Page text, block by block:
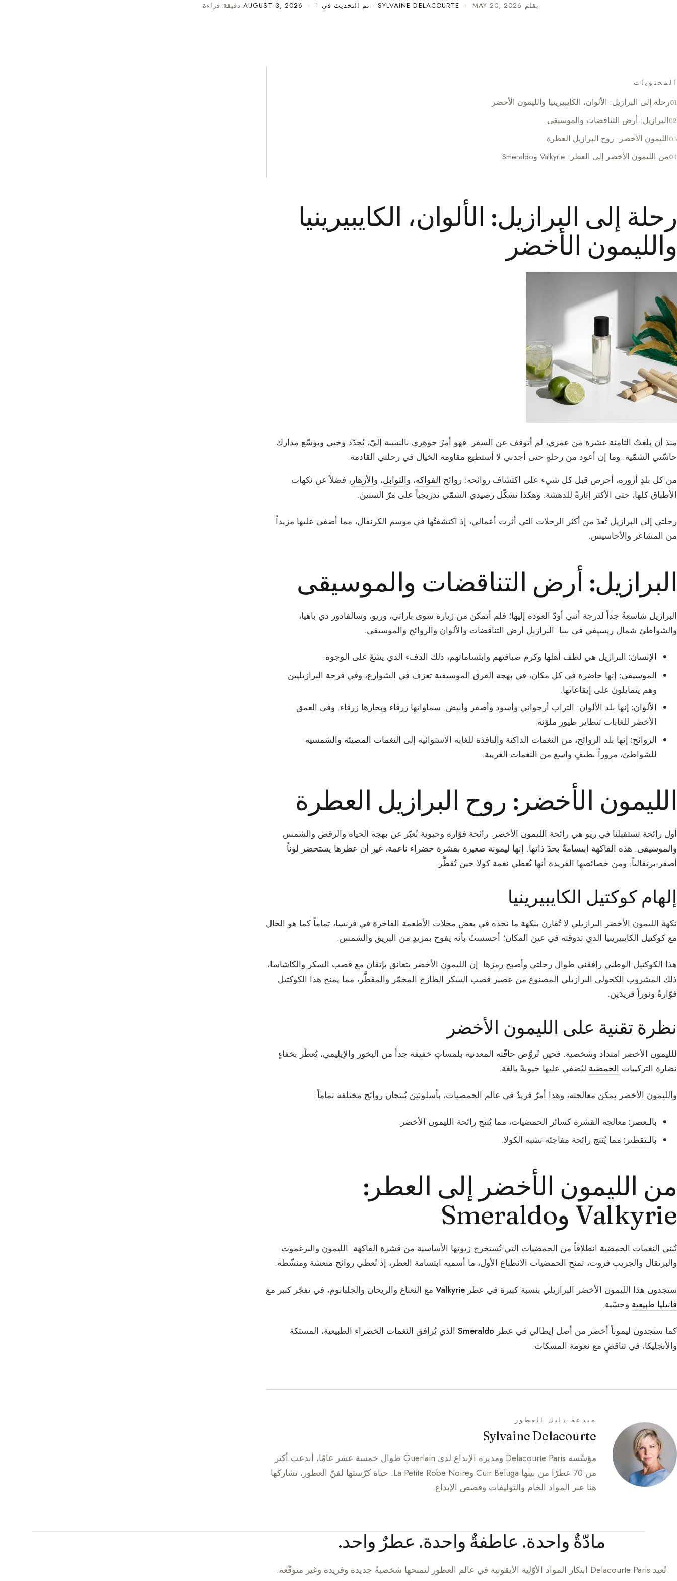
بقلم SYLVAINE DELACOURTE · MAY 20, 2026 · تم التحديث في AUGUST 3, 2026 · 1 دقيقة قراءة
المحتويات
رحلة إلى البرازيل: الألوان، الكايبيرينيا والليمون الأخضر
البرازيل: أرض التناقضات والموسيقى
الليمون الأخضر: روح البرازيل العطرة
من الليمون الأخضر إلى العطر: Valkyrie وSmeraldo
رحلة إلى البرازيل: الألوان، الكايبيرينيا
والليمون الأخضر
منذ أن بلغتُ الثامنة عشرة من عمري، لم أتوقف عن السفر. فهو أمرٌ جوهري بالنسبة إليّ، يُجدّد وحيي ويوسّع مدارك
حاسّتي الشمّية. وما إن أعود من رحلةٍ حتى أجدني لا أستطيع مقاومة الخيال في رحلتي القادمة.
من كل بلدٍ أزوره، أحرص قبل كل شيء على اكتشاف روائحه: روائح الفواكه، والتوابل، والأزهار ، فضلاً عن نكهات
الأطباق كلها، حتى الأكثر إثارةً للدهشة. وهكذا تشكّل رصيدي الشمّي تدريجياً على مرّ السنين.
رحلتي إلى البرازيل تُعدّ من أكثر الرحلات التي أثرت أعمالي، إذ اكتشفتُها في موسم الكرنفال، مما أضفى عليها مزيداً
من المشاعر والأحاسيس.
البرازيل: أرض التناقضات والموسيقى
البرازيل شاسعةٌ جداً لدرجة أنني أودّ العودة إليها؛ فلم أتمكن من زيارة سوى باراتي، وريو، وسالفادور دي باهيا،
والشواطئ شمال ريسيفي في بيبا. البرازيل أرض التناقضات والألوان والروائح والموسيقى.
الإنسان: البرازيل هي لطف أهلها وكرم ضيافتهم وابتساماتهم، ذلك الدفء الذي يشعّ على الوجوه.
الموسيقى: إنها حاضرة في كل مكان، في بهجة الفرق الموسيقية تعزف في الشوارع، وفي فرحة البرازيليين
وهم يتمايلون على إيقاعاتها.
الألوان: إنها بلد الألوان: التراب أرجواني وأسود وأصفر وأبيض. سماواتها زرقاء وبحارها زرقاء. وفي العمق
الأخضر للغابات تتطاير طيور ملوّنة.
الروائح: إنها بلد الروائح، من النغمات الداكنة والنافذة للغابة الاستوائية إلى النغمات المضيئة والشمسية
للشواطئ، مروراً بطيفٍ واسع من النغمات الغريبة.
الليمون الأخضر: روح البرازيل العطرة
أول رائحة تستقبلنا في ريو هي رائحة الليمون الأخضر . رائحة فوّارة وحيوية تُعبّر عن بهجة الحياة والرقص والشمس
والموسيقى. هذه الفاكهة ابتسامةٌ بحدّ ذاتها. إنها ليمونة صغيرة بقشرة خضراء ناعمة، غير أن عطرها يستحضر لوناً
أصفر-برتقالياً. ومن خصائصها الفريدة أنها تُعطي نغمة كولا حين تُقطَّر.
إلهام كوكتيل الكايبيرينيا
نكهة الليمون الأخضر البرازيلي لا تُقارن بنكهة ما نجده في بعض محلات الأطعمة الفاخرة في فرنسا، تماماً كما هو الحال
مع كوكتيل الكايبيرينيا الذي تذوقته في عين المكان؛ أحسستُ بأنه يفوح بمزيدٍ من البريق والشمس.
هذا الكوكتيل الوطني رافقني طوال رحلتي وأصبح رمزها. إن الليمون الأخضر يتعانق بإتقان مع قصب السكر والكاشاسا،
ذلك المشروب الكحولي البرازيلي المصنوع من عصير قصب السكر الطازج المخمّر والمقطَّر، مما يمنح هذا الكوكتيل
فوّارةً ونوراً فريدَين.
نظرة تقنية على الليمون الأخضر
للليمون الأخضر امتداد وشخصية. فحين تُروَّض حافّته المعدنية بلمساتٍ خفيفة جداً من البخور والإيليمي، يُعطّر بخفاءٍ
نضارة التركيبات الحمضية ليُضفي عليها حيويةً بالغة.
والليمون الأخضر يمكن معالجته، وهذا أمرٌ فريدٌ في عالم الحمضيات، بأسلوبَين يُنتجان روائح مختلفة تماماً:
بالـعصر : معالجة القشرة كسائر الحمضيات، مما يُنتج رائحة الليمون الأخضر.
بالـتقطير : مما يُنتج رائحة مفاجئة تشبه الكولا.
من الليمون الأخضر إلى العطر:
Valkyrie وSmeraldo
تُبنى النغمات الحمضية انطلاقاً من الحمضيات التي تُستخرج زيوتها الأساسية من قشرة الفاكهة. الليمون والبرغموت
والبرتقال والجريب فروت، تمنح الحمضيات الانطباع الأول، ما أسميه ابتسامة العطر، إذ تُعطي روائح منعشة ومنشّطة.
ستجدون هذا الليمون الأخضر البرازيلي بنسبة كبيرة في عطر Valkyrie مع النعناع والريحان والجلبانوم، في تفجّر كبير مع
فانيليا طبيعية وحسّية.
كما ستجدون ليموناً أخضر من أصل إيطالي في عطر Smeraldo الذي يُرافق النغمات الخضراء الطبيعية، المستكة
والأنجليكا، في تناقضٍ مع نعومة المسكات.
مبدعة دليل العطور
Sylvaine Delacourte
مؤسِّسة Delacourte Paris ومديرة الإبداع لدى Guerlain طوال خمسة عشر عامًا، أبدعت أكثر
من 70 عطرًا من بينها Cuir Beluga وLa Petite Robe Noire. حياة كرّستها لفنّ العطور، تشاركها
هنا عبر المواد الخام والتوليفات وقصص الإبداع.
مادّةٌ واحدة. عاطفةٌ واحدة. عطرٌ واحد.
تُعيد Delacourte Paris ابتكار المواد الأوّلية الأيقونية في عالم العطور لتمنحها شخصيةً جديدة وفريدة وغير متوقّعة.